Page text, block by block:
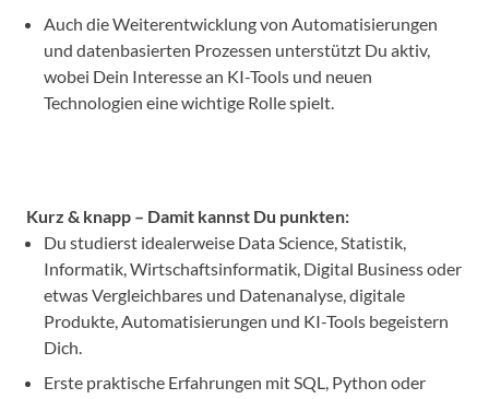
Auch die Weiterentwicklung von Automatisierungen
und datenbasierten Prozessen unterstützt Du aktiv,
wobei Dein Interesse an KI-Tools und neuen
Technologien eine wichtige Rolle spielt.
Kurz & knapp – Damit kannst Du punkten:
Du studierst idealerweise Data Science, Statistik,
Informatik, Wirtschaftsinformatik, Digital Business oder
etwas Vergleichbares und Datenanalyse, digitale
Produkte, Automatisierungen und KI-Tools begeistern
Dich.
Erste praktische Erfahrungen mit SQL, Python oder